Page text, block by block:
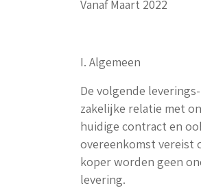
Vanaf Maart 2022
I. Algemeen
De volgende
zakelijke relatie met
huidige contract en
overeenkomst vereist
koper worden geen
levering.